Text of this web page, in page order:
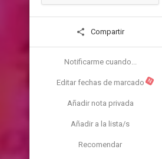
Compartir
Notificarme cuando...
Editar fechas de marcado N
Añadir nota privada
Añadir a la lista/s
Recomendar